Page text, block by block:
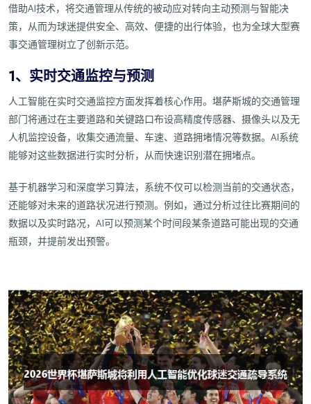
借助AI技术，将交通管理从传统的被动应对转向主动预测与智能决
策，从而为球迷提供安全、高效、便捷的出行体验，也为全球大型赛
事交通管理树立了创新示范。
1、实时交通监控与预测
人工智能在实时交通监控方面发挥着核心作用。堪萨斯城的交通管理
部门将通过在主要道路和关键路口布设高精度传感器、摄像头以及无
人机监控设备，收集交通流量、车速、道路拥堵情况等数据。AI系统
能够对这些数据进行实时分析，从而快速识别潜在拥堵点。
基于机器学习和深度学习算法，系统不仅可以检测当前的交通状态，
还能够对未来的道路状况进行预测。例如，通过分析过往比赛期间的
数据以及实时路况，AI可以预测某个时间段某条道路可能出现的交通
瓶颈，并提前发出预警。